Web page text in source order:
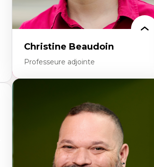
Christine Beaudoin
Professeure adjointe
Méthodes de recherche
Acteurs plus qu'humains
Approches socio-écologiques
Conservation de la biodiversité
Collaboration et méthodes participatives
Études des sciences
Relations humain-environnement
Transdisciplinarité